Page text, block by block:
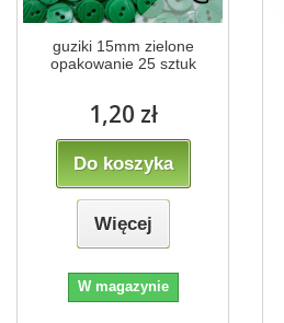
guziki 15mm zielone
opakowanie 25 sztuk
1,20 zł
Do koszyka
Więcej
W magazynie